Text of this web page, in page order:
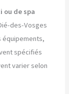
ou de spa
des-Vosges
équipements,
spécifiés
varier selon